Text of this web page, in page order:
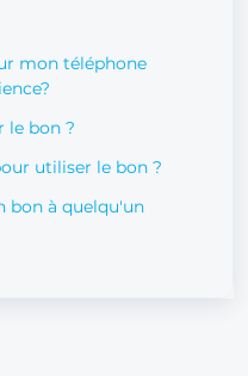
mon téléphone
le bon ?
utiliser le bon ?
bon à quelqu'un